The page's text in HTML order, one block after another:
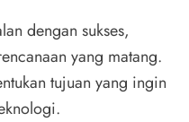
dengan sukses,
yang matang.
tujuan yang ingin